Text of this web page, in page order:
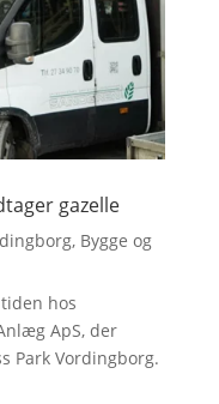
gazelle
, Bygge og
hos
ApS, der
Park Vordingborg.